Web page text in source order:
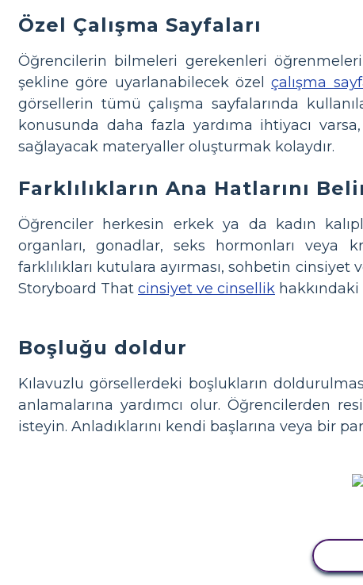
Özel Çalışma Sayfaları
Öğrencilerin bilmeleri gerekenleri
şekline göre uyarlanabilecek özelçalışma
görsellerin tümü çalışma sayfalarında
konusunda daha fazla yardıma ihtiyacı
sağlayacak materyaller oluşturmak kolaydır.
Farklılıkların Ana Hatlarını
Öğrenciler herkesin erkek ya da kadın
organları, gonadlar, seks hormonları veya
farklılıkları kutulara ayırması, sohbetin
Storyboard That cinsiyet ve cinsellik
Boşluğu doldur
Kılavuzlu görsellerdeki boşlukların
anlamalarına yardımcı olur. Öğrencilerden
isteyin. Anladıklarını kendi başlarına veya bir